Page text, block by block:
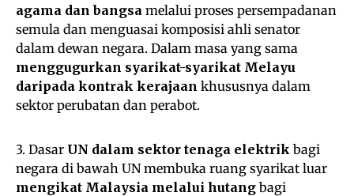
agama dan bangsa melalui proses persempadanan
semula dan menguasai komposisi ahli senator
dalam dewan negara. Dalam masa yang sama
menggugurkan syarikat-syarikat Melayu
daripada kontrak kerajaan khususnya dalam
sektor perubatan dan perabot.
3. Dasar UN dalam sektor tenaga elektrik bagi
negara di bawah UN membuka ruang syarikat luar
mengikat Malaysia melalui hutang bagi